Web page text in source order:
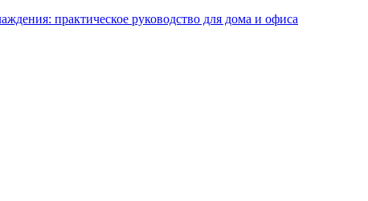
практическое руководство для дома и офиса